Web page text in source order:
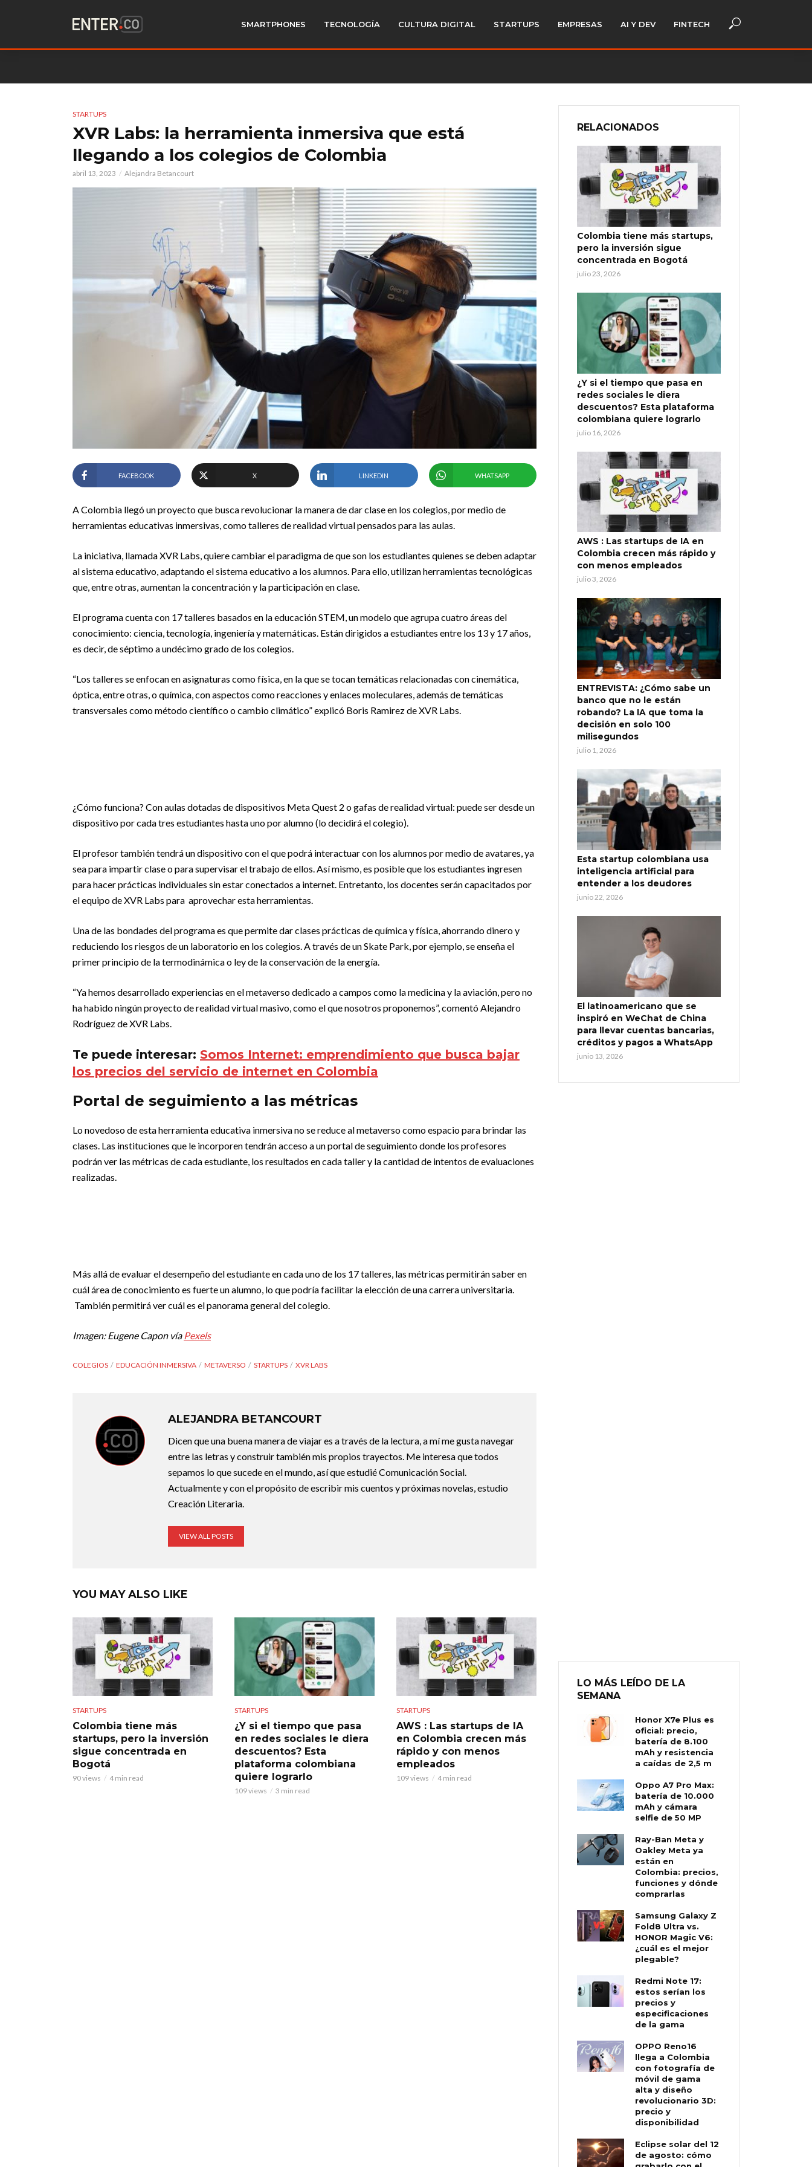
SMARTPHONES TECNOLOGÍA CULTURA DIGITAL STARTUPS EMPRESAS AI Y DEV FINTECH
STARTUPS
XVR Labs: la herramienta inmersiva que está
llegando a los colegios de Colombia
abril 13, 2023 Alejandra Betancourt
FACEBOOK X LINKEDIN WHATSAPP
A Colombia llegó un proyecto que busca revolucionar la manera de dar clase en los colegios, por medio de
herramientas educativas inmersivas, como talleres de realidad virtual pensados para las aulas.
La iniciativa, llamada XVR Labs, quiere cambiar el paradigma de que son los estudiantes quienes se deben adaptar
al sistema educativo, adaptando el sistema educativo a los alumnos. Para ello, utilizan herramientas tecnológicas
que, entre otras, aumentan la concentración y la participación en clase.
El programa cuenta con 17 talleres basados en la educación STEM, un modelo que agrupa cuatro áreas del
conocimiento: ciencia, tecnología, ingeniería y matemáticas. Están dirigidos a estudiantes entre los 13 y 17 años,
es decir, de séptimo a undécimo grado de los colegios.
“Los talleres se enfocan en asignaturas como física, en la que se tocan temáticas relacionadas con cinemática,
óptica, entre otras, o química, con aspectos como reacciones y enlaces moleculares, además de temáticas
transversales como método científico o cambio climático” explicó Boris Ramirez de XVR Labs.
¿Cómo funciona? Con aulas dotadas de dispositivos Meta Quest 2 o gafas de realidad virtual: puede ser desde un
dispositivo por cada tres estudiantes hasta uno por alumno (lo decidirá el colegio).
El profesor también tendrá un dispositivo con el que podrá interactuar con los alumnos por medio de avatares, ya
sea para impartir clase o para supervisar el trabajo de ellos. Así mismo, es posible que los estudiantes ingresen
para hacer prácticas individuales sin estar conectados a internet. Entretanto, los docentes serán capacitados por
el equipo de XVR Labs para aprovechar esta herramientas.
Una de las bondades del programa es que permite dar clases prácticas de química y física, ahorrando dinero y
reduciendo los riesgos de un laboratorio en los colegios. A través de un Skate Park, por ejemplo, se enseña el
primer principio de la termodinámica o ley de la conservación de la energía.
“Ya hemos desarrollado experiencias en el metaverso dedicado a campos como la medicina y la aviación, pero no
ha habido ningún proyecto de realidad virtual masivo, como el que nosotros proponemos”, comentó Alejandro
Rodríguez de XVR Labs.
Te puede interesar: Somos Internet: emprendimiento que busca bajar
los precios del servicio de internet en Colombia
Portal de seguimiento a las métricas
Lo novedoso de esta herramienta educativa inmersiva no se reduce al metaverso como espacio para brindar las
clases. Las instituciones que le incorporen tendrán acceso a un portal de seguimiento donde los profesores
podrán ver las métricas de cada estudiante, los resultados en cada taller y la cantidad de intentos de evaluaciones
realizadas.
Más allá de evaluar el desempeño del estudiante en cada uno de los 17 talleres, las métricas permitirán saber en
cuál área de conocimiento es fuerte un alumno, lo que podría facilitar la elección de una carrera universitaria.
También permitirá ver cuál es el panorama general del colegio.
Imagen: Eugene Capon vía Pexels
COLEGIOS EDUCACIÓN INMERSIVA METAVERSO STARTUPS XVR LABS
ALEJANDRA BETANCOURT
Dicen que una buena manera de viajar es a través de la lectura, a mí me gusta navegar
entre las letras y construir también mis propios trayectos. Me interesa que todos
sepamos lo que sucede en el mundo, así que estudié Comunicación Social.
Actualmente y con el propósito de escribir mis cuentos y próximas novelas, estudio
Creación Literaria.
VIEW ALL POSTS
YOU MAY ALSO LIKE
STARTUPS
Colombia tiene más
startups, pero la inversión
sigue concentrada en
Bogotá
90 views 4 min read
STARTUPS
¿Y si el tiempo que pasa
en redes sociales le diera
descuentos? Esta
plataforma colombiana
quiere lograrlo
109 views 3 min read
STARTUPS
AWS : Las startups de IA
en Colombia crecen más
rápido y con menos
empleados
109 views 4 min read
RELACIONADOS
Colombia tiene más startups,
pero la inversión sigue
concentrada en Bogotá
julio 23, 2026
¿Y si el tiempo que pasa en
redes sociales le diera
descuentos? Esta plataforma
colombiana quiere lograrlo
julio 16, 2026
AWS : Las startups de IA en
Colombia crecen más rápido y
con menos empleados
julio 3, 2026
ENTREVISTA: ¿Cómo sabe un
banco que no le están
robando? La IA que toma la
decisión en solo 100
milisegundos
julio 1, 2026
Esta startup colombiana usa
inteligencia artificial para
entender a los deudores
junio 22, 2026
El latinoamericano que se
inspiró en WeChat de China
para llevar cuentas bancarias,
créditos y pagos a WhatsApp
junio 13, 2026
LO MÁS LEÍDO DE LA
SEMANA
Honor X7e Plus es
oficial: precio,
batería de 8.100
mAh y resistencia
a caídas de 2,5 m
Oppo A7 Pro Max:
batería de 10.000
mAh y cámara
selfie de 50 MP
Ray-Ban Meta y
Oakley Meta ya
están en
Colombia: precios,
funciones y dónde
comprarlas
Samsung Galaxy Z
Fold8 Ultra vs.
HONOR Magic V6:
¿cuál es el mejor
plegable?
Redmi Note 17:
estos serían los
precios y
especificaciones
de la gama
OPPO Reno16
llega a Colombia
con fotografía de
móvil de gama
alta y diseño
revolucionario 3D:
precio y
disponibilidad
Eclipse solar del 12
de agosto: cómo